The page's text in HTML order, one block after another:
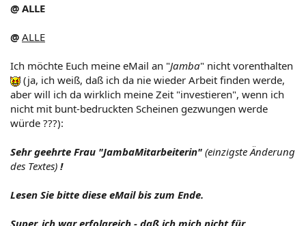
@ ALLE
@ ALLE
Ich möchte Euch meine eMail an "Jamba" nicht vorenthalten
(ja, ich weiß, daß ich da nie wieder Arbeit finden werde,
aber will ich da wirklich meine Zeit "investieren", wenn ich
nicht mit bunt-bedruckten Scheinen gezwungen werde
würde ???):
Sehr geehrte Frau "JambaMitarbeiterin" (einzigste Änderung
des Textes) !
Lesen Sie bitte diese eMail bis zum Ende.
Super, ich war erfolgreich - daß ich mich nicht für